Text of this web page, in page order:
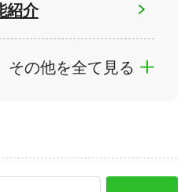
紹介
その他を全て見る